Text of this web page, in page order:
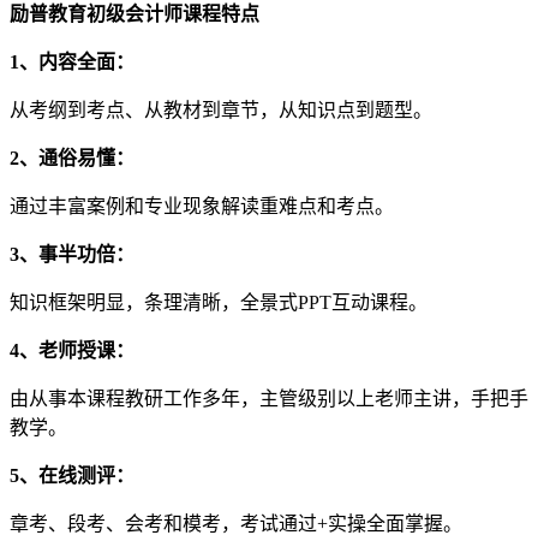
励普教育初级会计师课程特点
1、内容全面：
从考纲到考点、从教材到章节，从知识点到题型。
2、通俗易懂：
通过丰富案例和专业现象解读重难点和考点。
3、事半功倍：
知识框架明显，条理清晰，全景式PPT互动课程。
4、老师授课：
由从事本课程教研工作多年，主管级别以上老师主讲，手把手
教学。
5、在线测评：
章考、段考、会考和模考，考试通过+实操全面掌握。